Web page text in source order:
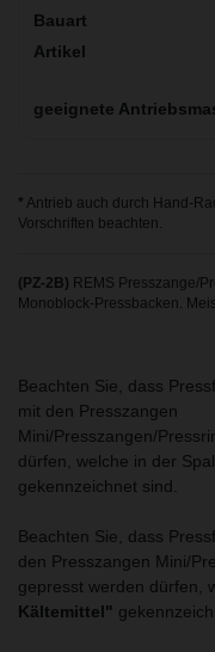
* Antrieb auch durch Hand-
Vorschriften beachten.
(PZ-2B) REMS Presszange/
Monoblock-Pressbacken.
Beachten Sie, dass
mit den Presszangen
Mini/Presszangen/
dürfen, welche in der
gekennzeichnet sind.
Beachten Sie, dass
den Presszangen Mini/
gepresst werden dürfen,
Kältemittel"